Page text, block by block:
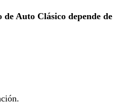
Auto Clásico depende de